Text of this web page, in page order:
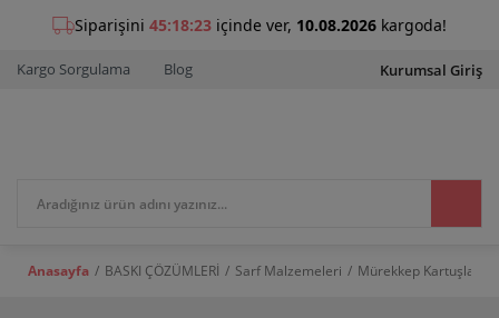
Kargo Sorgulama Blog Kurumsal Giriş
Anasayfa BASKI ÇÖZÜMLERİ Sarf Malzemeleri Mürekkep Kartuşları